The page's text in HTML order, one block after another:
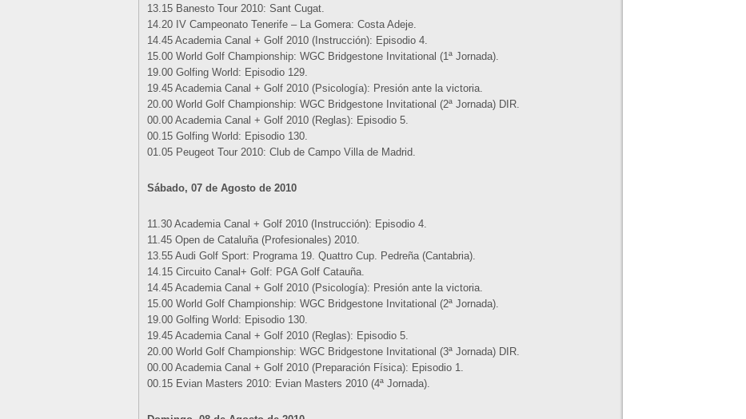
13.15 Banesto Tour 2010: Sant Cugat.
14.20 IV Campeonato Tenerife – La Gomera: Costa Adeje.
14.45 Academia Canal + Golf 2010 (Instrucción): Episodio 4.
15.00 World Golf Championship: WGC Bridgestone Invitational (1ª Jornada).
19.00 Golfing World: Episodio 129.
19.45 Academia Canal + Golf 2010 (Psicología): Presión ante la victoria.
20.00 World Golf Championship: WGC Bridgestone Invitational (2ª Jornada) DIR.
00.00 Academia Canal + Golf 2010 (Reglas): Episodio 5.
00.15 Golfing World: Episodio 130.
01.05 Peugeot Tour 2010: Club de Campo Villa de Madrid.
Sábado, 07 de Agosto de 2010
11.30 Academia Canal + Golf 2010 (Instrucción): Episodio 4.
11.45 Open de Cataluña (Profesionales) 2010.
13.55 Audi Golf Sport: Programa 19. Quattro Cup. Pedreña (Cantabria).
14.15 Circuito Canal+ Golf: PGA Golf Catauña.
14.45 Academia Canal + Golf 2010 (Psicología): Presión ante la victoria.
15.00 World Golf Championship: WGC Bridgestone Invitational (2ª Jornada).
19.00 Golfing World: Episodio 130.
19.45 Academia Canal + Golf 2010 (Reglas): Episodio 5.
20.00 World Golf Championship: WGC Bridgestone Invitational (3ª Jornada) DIR.
00.00 Academia Canal + Golf 2010 (Preparación Física): Episodio 1.
00.15 Evian Masters 2010: Evian Masters 2010 (4ª Jornada).